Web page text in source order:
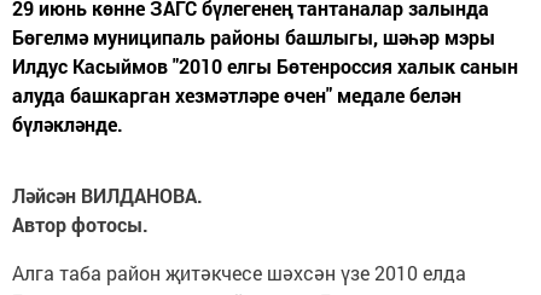
29 июнь көнне ЗАГС бүлегенең тантаналар залында
Бөгелмә муниципаль районы башлыгы, шәһәр мэры
Илдус Касыймов "2010 елгы Бөтенроссия халык санын
алуда башкарган хезмәтләре өчен" медале белән
бүләкләнде.
Ләйсән ВИЛДАНОВА.
Автор фотосы.
Алга таба район җитәкчесе шәхсән үзе 2010 елда